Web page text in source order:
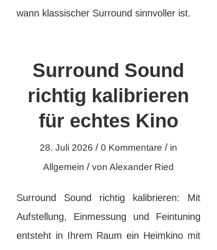
wann klassischer Surround sinnvoller ist.
Surround Sound
richtig kalibrieren
für echtes Kino
28. Juli 2026 / 0 Kommentare / in
Allgemein / von Alexander Ried
Surround Sound richtig kalibrieren: Mit
Aufstellung, Einmessung und Feintuning
entsteht in Ihrem Raum ein Heimkino mit